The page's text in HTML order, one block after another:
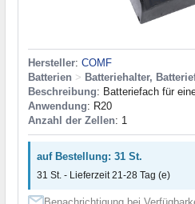
Hersteller: COMF
Batterien > Batteriehalter,
Beschreibung: Batteriefach für
Anwendung: R20
Anzahl der Zellen: 1
auf Bestellung: 31 St.
31 St. - Lieferzeit 21-28 Tag (e)